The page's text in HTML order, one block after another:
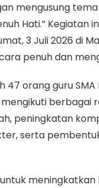
mengusung
Hati.” Kegiatan
3 Juli 2026 di
penuh dan
47 orang guru
berbagai
peningkatan
serta